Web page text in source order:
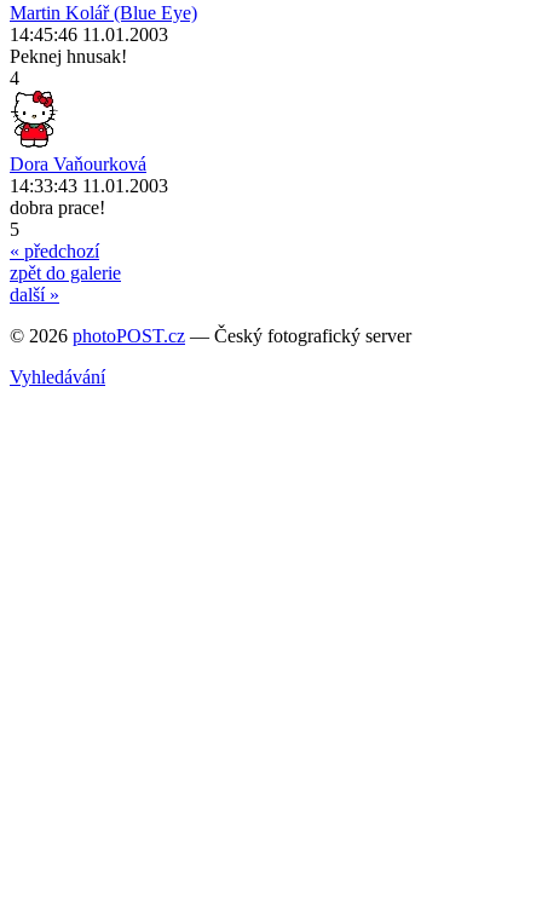
Martin Kolář (Blue Eye)
14:45:46 11.01.2003
Peknej hnusak!
4
Dora Vaňourková
14:33:43 11.01.2003
dobra prace!
5
« předchozí
zpět do galerie
další »
© 2026 photoPOST.cz — Český fotografický server
Vyhledávání